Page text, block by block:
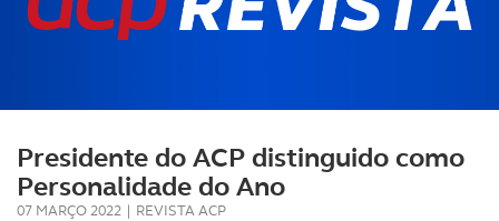
Presidente do ACP distinguido como
Personalidade do Ano
07 MARÇO 2022 | REVISTA ACP